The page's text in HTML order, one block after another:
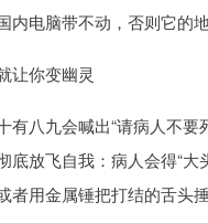
电脑带不动，否则它的
让你变幽灵
有八九会喊出“请病人不
放飞自我：病人会得“大
用金属锤把打结的舌头捶